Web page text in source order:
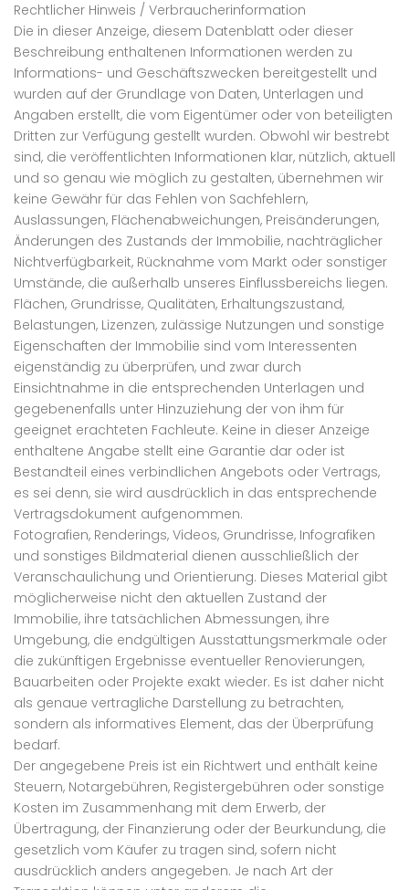
Rechtlicher Hinweis / Verbraucherinformation
Die in dieser Anzeige, diesem Datenblatt oder dieser
Beschreibung enthaltenen Informationen werden zu
Informations- und Geschäftszwecken bereitgestellt und
wurden auf der Grundlage von Daten, Unterlagen und
Angaben erstellt, die vom Eigentümer oder von beteiligten
Dritten zur Verfügung gestellt wurden. Obwohl wir bestrebt
sind, die veröffentlichten Informationen klar, nützlich, aktuell
und so genau wie möglich zu gestalten, übernehmen wir
keine Gewähr für das Fehlen von Sachfehlern,
Auslassungen, Flächenabweichungen, Preisänderungen,
Änderungen des Zustands der Immobilie, nachträglicher
Nichtverfügbarkeit, Rücknahme vom Markt oder sonstiger
Umstände, die außerhalb unseres Einflussbereichs liegen.
Flächen, Grundrisse, Qualitäten, Erhaltungszustand,
Belastungen, Lizenzen, zulässige Nutzungen und sonstige
Eigenschaften der Immobilie sind vom Interessenten
eigenständig zu überprüfen, und zwar durch
Einsichtnahme in die entsprechenden Unterlagen und
gegebenenfalls unter Hinzuziehung der von ihm für
geeignet erachteten Fachleute. Keine in dieser Anzeige
enthaltene Angabe stellt eine Garantie dar oder ist
Bestandteil eines verbindlichen Angebots oder Vertrags,
es sei denn, sie wird ausdrücklich in das entsprechende
Vertragsdokument aufgenommen.
Fotografien, Renderings, Videos, Grundrisse, Infografiken
und sonstiges Bildmaterial dienen ausschließlich der
Veranschaulichung und Orientierung. Dieses Material gibt
möglicherweise nicht den aktuellen Zustand der
Immobilie, ihre tatsächlichen Abmessungen, ihre
Umgebung, die endgültigen Ausstattungsmerkmale oder
die zukünftigen Ergebnisse eventueller Renovierungen,
Bauarbeiten oder Projekte exakt wieder. Es ist daher nicht
als genaue vertragliche Darstellung zu betrachten,
sondern als informatives Element, das der Überprüfung
bedarf.
Der angegebene Preis ist ein Richtwert und enthält keine
Steuern, Notargebühren, Registergebühren oder sonstige
Kosten im Zusammenhang mit dem Erwerb, der
Übertragung, der Finanzierung oder der Beurkundung, die
gesetzlich vom Käufer zu tragen sind, sofern nicht
ausdrücklich anders angegeben. Je nach Art der